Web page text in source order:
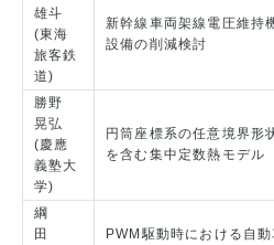
雄斗
(東海
旅客鉄
道)
新幹線車両架線電圧維持
設備の削減検討
勝野
晃弘
(慶應
義塾大
学)
円筒座標系の任意境界形
を含む集中定数熱モデル
綱
田
PWM駆動時における自